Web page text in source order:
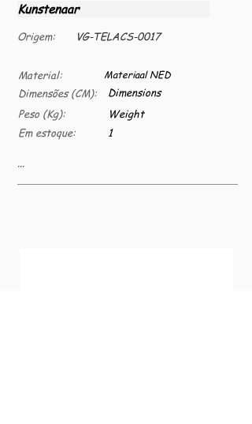
Kunstenaar
Origem: VG-TELACS-0017
Material:
Dimensões (CM):
Peso (Kg):
Em estoque:
Materiaal NED
Dimensions
Weight
1
...